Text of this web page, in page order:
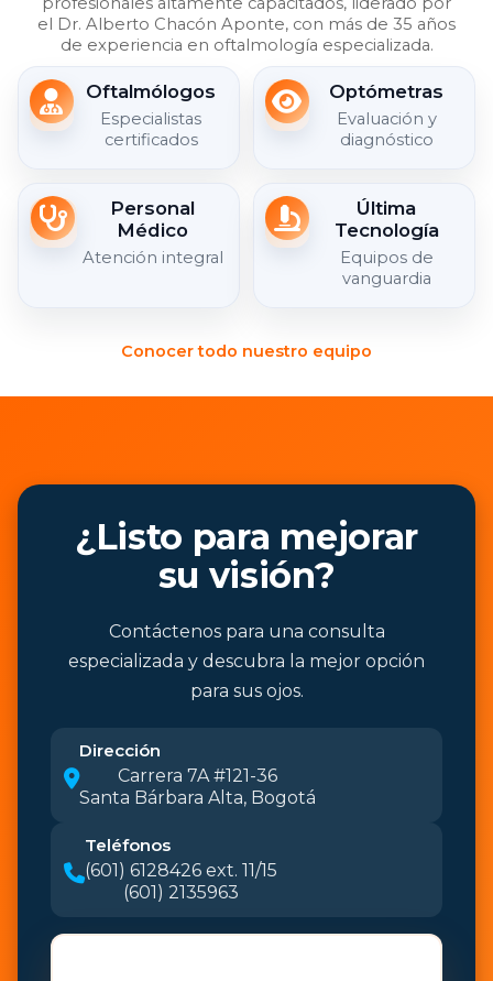
el Dr. Alberto Chacón Aponte, con más de 35 años
de experiencia en oftalmología especializada.
Oftalmólogos
Especialistas
certificados
Optómetras
Evaluación y
diagnóstico
Personal
Médico
Atención integral
Última
Tecnología
Equipos de
vanguardia
Conocer todo nuestro equipo
¿Listo para mejorar
su visión?
Contáctenos para una consulta
especializada y descubra la mejor opción
para sus ojos.
Dirección
Carrera 7A #121-36
Santa Bárbara Alta, Bogotá
Teléfonos
(601) 6128426 ext. 11/15
(601) 2135963